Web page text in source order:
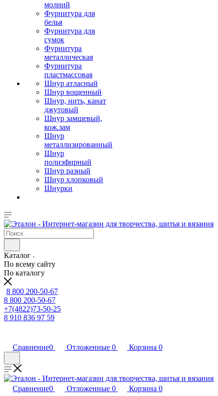
молний
Фурнитура для
белья
Фурнитура для
сумок
Фурнитура
металлическая
Фурнитура
пластмассовая
Шнур атласный
Шнур вощенный
Шнур, нить, канат
джутовый
Шнур замшевый,
кож.зам
Шнур
металлизированный
Шнур
полиэфирный
Шнур разный
Шнур хлопковый
Шнурки
Каталог
По всему сайту
По каталогу
8 800 200-50-67
8 800 200-50-67
+7(4822)73-50-25
8 910 836 97 59
Сравнение0 Отложенные 0 Корзина 0
Сравнение0 Отложенные 0 Корзина 0